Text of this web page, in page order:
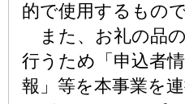
的で使用するもの
また、お礼の品
行うため「申込者
報」等を本事業を